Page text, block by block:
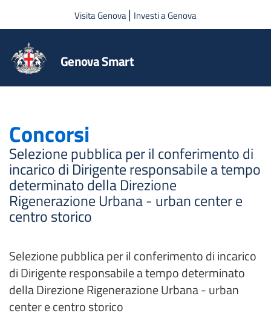
Salta al contenuto principale
Visita Genova| Investi a Genova
Genova Smart
Concorsi
Selezione pubblica per il conferimento di
incarico di Dirigente responsabile a tempo
determinato della Direzione
Rigenerazione Urbana - urban center e
centro storico
Selezione pubblica per il conferimento di incarico
di Dirigente responsabile a tempo determinato
della Direzione Rigenerazione Urbana - urban
center e centro storico